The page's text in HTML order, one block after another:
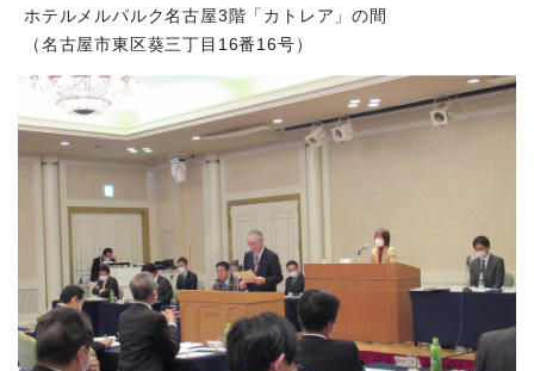
ホテルメルパルク名古屋3階「カトレア」の間
（名古屋市東区葵三丁目16番16号）